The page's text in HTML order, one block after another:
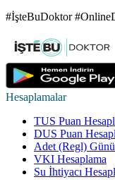
#İşteBuDoktor
Hesaplamalar
TUS Puan
DUS Puan
Adet (Regl)
VKI Hesaplama
Su İhtiyacı